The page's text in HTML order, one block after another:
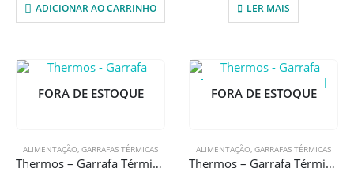
ADICIONAR AO CARRINHO LER MAIS
FORA DE ESTOQUE
ALIMENTAÇÃO GARRAFAS TÉRMICAS
Thermos – Garrafa Térmica Flores com gravação a laser
FORA DE ESTOQUE
ALIMENTAÇÃO GARRAFAS TÉRMICAS
Thermos – Garrafa Térmica Futebol 355ml com gravação a laser